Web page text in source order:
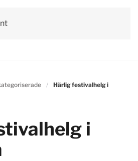
Härlig festivalhelg i
i